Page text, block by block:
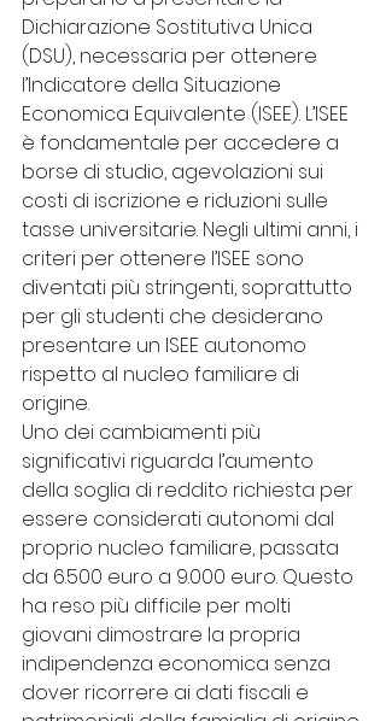
Dichiarazione Sostitutiva Unica
(DSU), necessaria per ottenere
l’Indicatore della Situazione
Economica Equivalente (ISEE). L’ISEE
è fondamentale per accedere a
borse di studio, agevolazioni sui
costi di iscrizione e riduzioni sulle
tasse universitarie. Negli ultimi anni, i
criteri per ottenere l’ISEE sono
diventati più stringenti, soprattutto
per gli studenti che desiderano
presentare un ISEE autonomo
rispetto al nucleo familiare di
origine.
Uno dei cambiamenti più
significativi riguarda l’aumento
della soglia di reddito richiesta per
essere considerati autonomi dal
proprio nucleo familiare, passata
da 6.500 euro a 9.000 euro. Questo
ha reso più difficile per molti
giovani dimostrare la propria
indipendenza economica senza
dover ricorrere ai dati fiscali e